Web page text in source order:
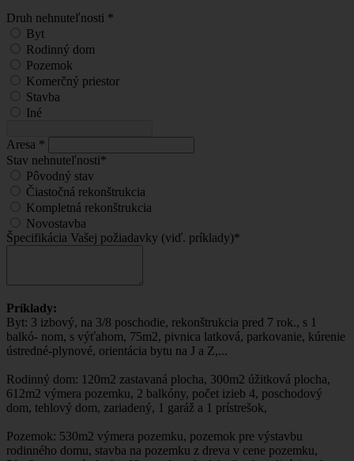
Druh nehnuteľnosti *
Byt
Rodinný dom
Pozemok
Komerčný priestor
Stavba
Iné
Aresa *
Stav nehnuteľnosti*
Pôvodný stav
Čiastočná rekonštrukcia
Kompletná rekonštrukcia
Novostavba
Špecifikácia Vašej požiadavky (viď. príklady)*
Príklady:
Byt: 3 izbový, na 3/8 poschodie, rekonštrukcia pred 7 rok., s 1
balkó- nom, s výťahom, 75m2, pivnica latková, parkovanie, kúrenie
ústredné-plynové, orientácia bytu na J a Z,...
Rodinný dom: 120m2 zastavaná plocha, 300m2 úžitková plocha,
612m2 výmera pozemku, 2 balkóny, počet izieb 4, poschodový
dom, tehlový dom, zariadený, 1 garáž a 1 prístrešok,
Pozemok: 530m2 výmera pozemku, pozemok pre výstavbu
rodinného domu, stavba na pozemku z dreva v cene pozemku,